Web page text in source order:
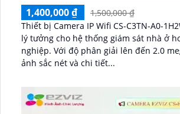
1,400,000 ₫
1,500,000 ₫
Thiết bị Camera IP Wifi CS-C3TN-A0-
lý tưởng cho hệ thống giám sát nhà ở
nghiệp. Với độ phân giải lên đến 2.0 megapixel, hình
ảnh sắc nét và chi tiết...